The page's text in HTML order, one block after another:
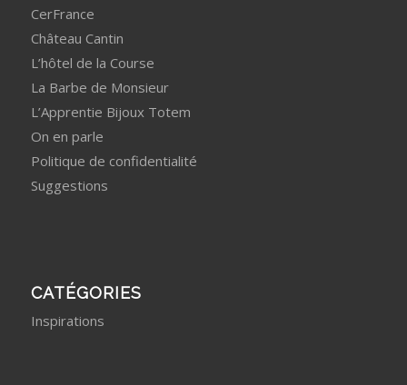
CerFrance
Château Cantin
L’hôtel de la Course
La Barbe de Monsieur
L’Apprentie Bijoux Totem
On en parle
Politique de confidentialité
Suggestions
CATÉGORIES
Inspirations